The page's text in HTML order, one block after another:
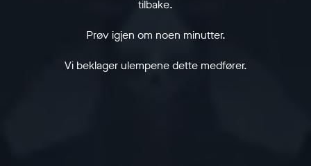
tilbake.
Prøv igjen om noen minutter.
Vi beklager ulempene dette medfører.